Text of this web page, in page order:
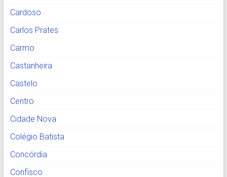
Cardoso
Carlos Prates
Carmo
Castanheira
Castelo
Centro
Cidade Nova
Colégio Batista
Concórdia
Confisco